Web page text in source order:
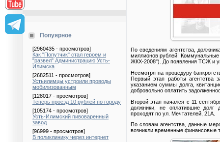
Попуярное
[2960435 - просмотров]
Как "Попутчик" стал героем и
"развел" Администрацию Усть-
Илимска
[2682511 - просмотров]
Устьилимцы устроили проводы
мобилизованным
[128017 - просмотров]
Теперь проезд 10 рублей по городу
[105174 - просмотров]
Усть-Илимский пивоваренный
завод
[96999 - просмотров]
В поликлинику через интернет
По сведениям агентства,
миллионов рублей!
ЖКХ-2008"). До появления ТСЖ и
Несмотря на процедуру
Первый этап работы агентства
указанием суммы долга,
добровольно оплатить
Второй этап начался с 11
должники, не оплатившие долг
проходят по ул. Мечтателей, 21А.
По словам агентства, данные
возникли временные финансовые